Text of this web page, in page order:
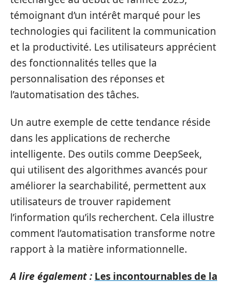
témoignant d’un intérêt marqué pour les
technologies qui facilitent la communication
et la productivité. Les utilisateurs apprécient
des fonctionnalités telles que la
personnalisation des réponses et
l’automatisation des tâches.
Un autre exemple de cette tendance réside
dans les applications de recherche
intelligente. Des outils comme DeepSeek,
qui utilisent des algorithmes avancés pour
améliorer la searchabilité, permettent aux
utilisateurs de trouver rapidement
l’information qu’ils recherchent. Cela illustre
comment l’automatisation transforme notre
rapport à la matière informationnelle.
A lire également : Les incontournables de la